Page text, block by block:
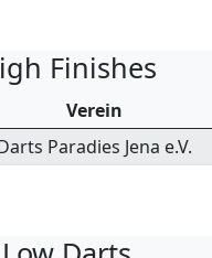
Finishes
Verein
Paradies Jena e.V.